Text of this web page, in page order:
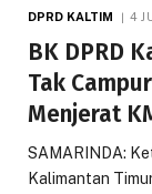
DPRD KALTIM 4
BK DPRD
Tak
Menjerat
SAMARINDA:
Kalimantan